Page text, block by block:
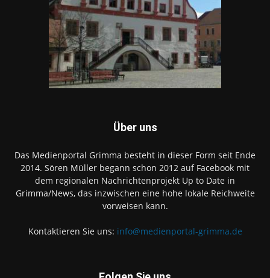
Über uns
Das Medienportal Grimma besteht in dieser Form seit Ende
2014. Sören Müller begann schon 2012 auf Facebook mit
dem regionalen Nachrichtenprojekt Up to Date in
Grimma/News, das inzwischen eine hohe lokale Reichweite
vorweisen kann.
Kontaktieren Sie uns: info@medienportal-grimma.de